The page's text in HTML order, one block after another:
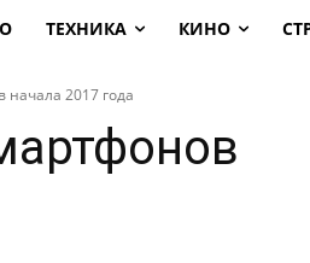
ТЕХНИКА КИНО
2017 года